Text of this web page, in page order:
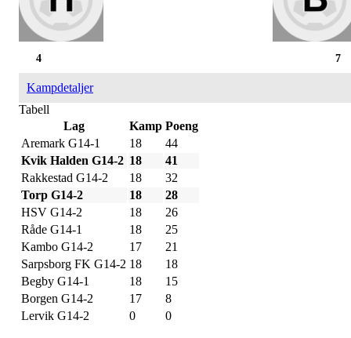
7
4
Kampdetaljer
Tabell
Lag
Kamp Poeng
Aremark G14-1
18
44
Kvik Halden G14-2 18
41
Rakkestad G14-2
18
32
Torp G14-2
18
28
HSV G14-2
18
26
Råde G14-1
18
25
Kambo G14-2
17
21
Sarpsborg FK G14-2 18
18
Begby G14-1
18
15
Borgen G14-2
17
8
Lervik G14-2
0 0